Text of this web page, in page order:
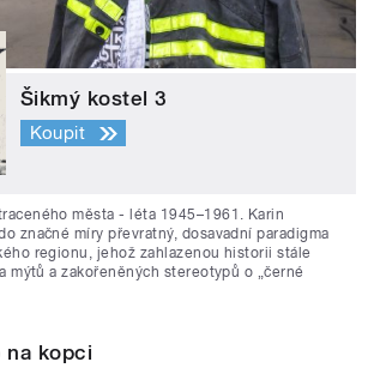
Šikmý kostel 3
Koupit
města - léta 1945–1961. Karin
značné míry převratný, dosavadní paradigma
regionu, jehož zahlazenou historii stále
mýtů a zakořeněných stereotypů o „černé
na kopci